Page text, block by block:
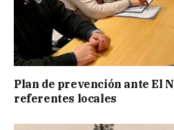
Plan de prevención ante El
referentes locales